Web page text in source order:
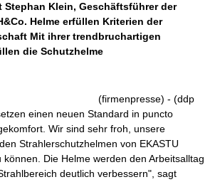
Stephan Klein, Geschäftsführer der
Helme erfüllen Kriterien der
Mit ihrer trendbruchartigen
die Schutzhelme
(firmenpresse) - (ddp
einen neuen Standard in puncto
Wir sind sehr froh, unsere
Strahlerschutzhelmen von EKASTU
können. Die Helme werden den Arbeitsalltag
deutlich verbessern", sagt